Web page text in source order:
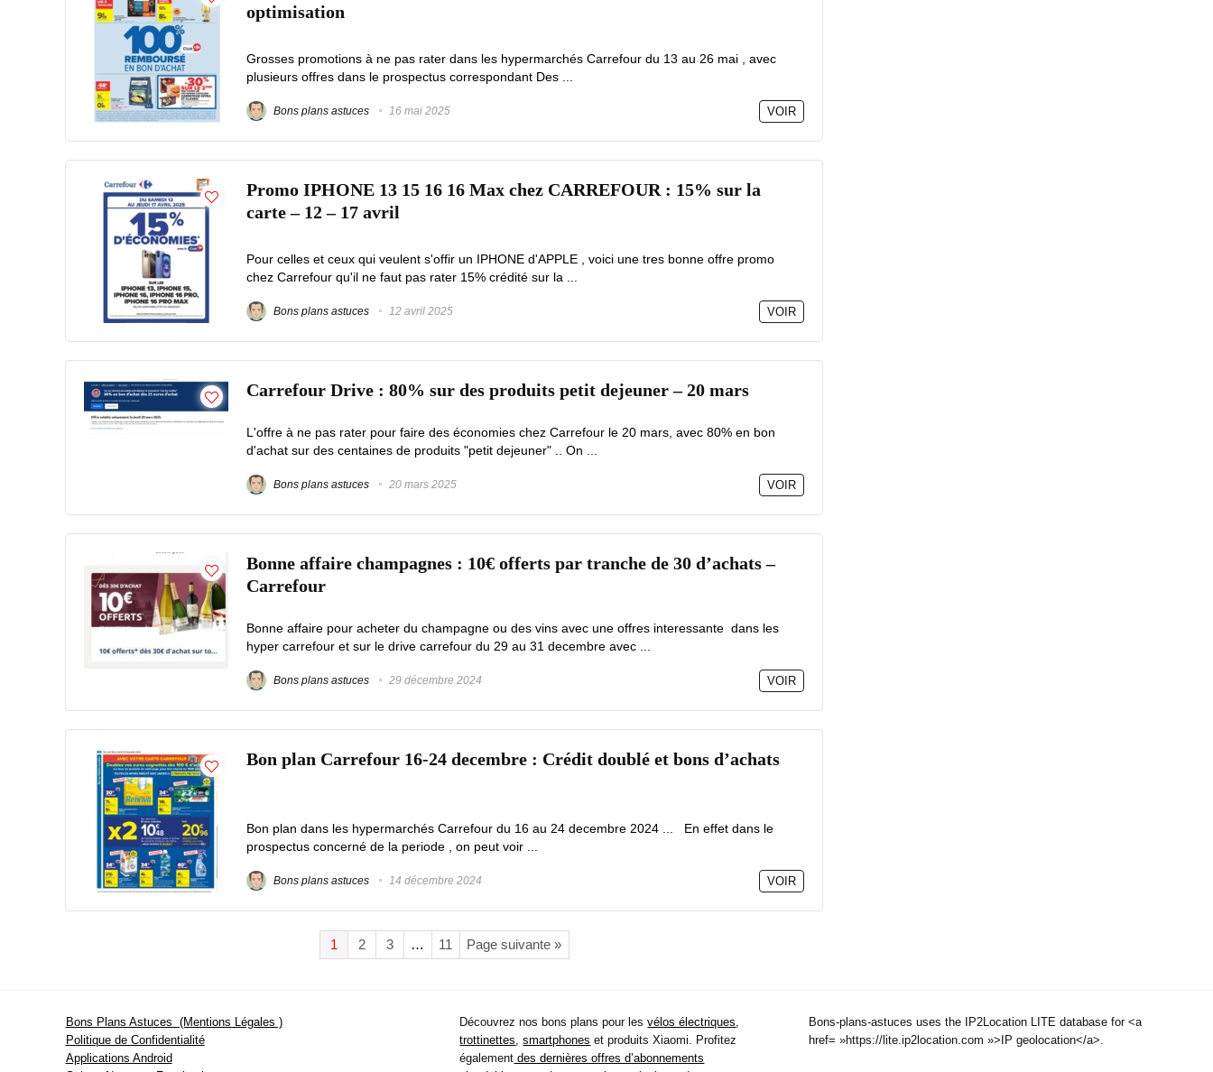
optimisation
Grosses promotions à ne pas rater dans les hypermarchés Carrefour du 13 au 26 mai , avec
plusieurs offres dans le prospectus correspondant Des ...
Bons plans astuces 16 mai 2025 VOIR
Promo IPHONE 13 15 16 16 Max chez CARREFOUR : 15% sur la
carte – 12 – 17 avril
Pour celles et ceux qui veulent s'offir un IPHONE d'APPLE , voici une tres bonne offre promo
chez Carrefour qu'il ne faut pas rater 15% crédité sur la ...
Bons plans astuces 12 avril 2025 VOIR
Carrefour Drive : 80% sur des produits petit dejeuner – 20 mars
L'offre à ne pas rater pour faire des économies chez Carrefour le 20 mars, avec 80% en bon
d'achat sur des centaines de produits "petit dejeuner" .. On ...
Bons plans astuces 20 mars 2025 VOIR
Bonne affaire champagnes : 10€ offerts par tranche de 30 d’achats –
Carrefour
Bonne affaire pour acheter du champagne ou des vins avec une offres interessante dans les
hyper carrefour et sur le drive carrefour du 29 au 31 decembre avec ...
Bons plans astuces 29 décembre 2024 VOIR
Bon plan Carrefour 16-24 decembre : Crédit doublé et bons d’achats
Bon plan dans les hypermarchés Carrefour du 16 au 24 decembre 2024 ... En effet dans le
prospectus concerné de la periode , on peut voir ...
Bons plans astuces 14 décembre 2024 VOIR
1 2 3 … 11 Page suivante »
Bons Plans Astuces (Mentions Légales )
Politique de Confidentialité
Applications Android
Découvrez nos bons plans pour lesvélos électriques
trottinettes ,smartphones et produits Xiaomi. Profitez
également des dernières offres d’abonnements
Bons-plans-astuces uses the IP2Location LITE database for <a
href= »https://lite.ip2location.com »>IP geolocation</a>.